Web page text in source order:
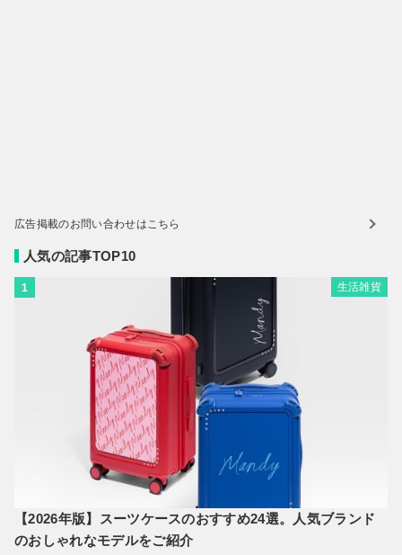
広告掲載のお問い合わせはこちら
人気の記事TOP10
1 生活雑貨
【2026年版】スーツケースのおすすめ24選。人気ブランド
のおしゃれなモデルをご紹介